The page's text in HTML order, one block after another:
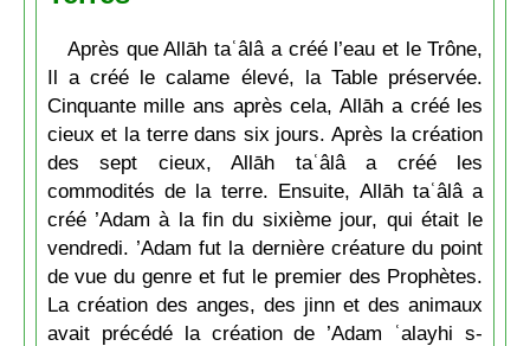
Après que Allāh taʿâlâ a créé l’eau et le Trône,
Il a créé le calame élevé, la Table préservée.
Cinquante mille ans après cela, Allāh a créé les
cieux et la terre dans six jours. Après la création
des sept cieux, Allāh taʿâlâ a créé les
commodités de la terre. Ensuite, Allāh taʿâlâ a
créé ’Adam à la fin du sixième jour, qui était le
vendredi. ’Adam fut la dernière créature du point
de vue du genre et fut le premier des Prophètes.
La création des anges, des jinn et des animaux
avait précédé la création de ’Adam ʿalayhi s-